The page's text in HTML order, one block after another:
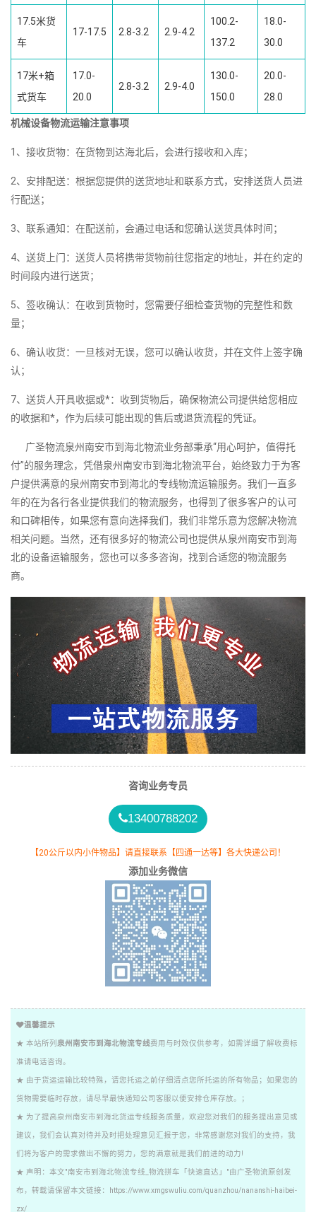
17.5米货
车
17-17.5 2.8-3.2 2.9-4.2
100.2-
137.2
18.0-
30.0
17米+箱
式货车
17.0-
20.0
2.8-3.2 2.9-4.0
130.0-
150.0
20.0-
28.0
机械设备物流运输注意事项
1、接收货物：在货物到达海北后，会进行接收和入库；
2、安排配送：根据您提供的送货地址和联系方式，安排送货人员进
行配送；
3、联系通知：在配送前，会通过电话和您确认送货具体时间；
4、送货上门：送货人员将携带货物前往您指定的地址，并在约定的
时间段内进行送货；
5、签收确认：在收到货物时，您需要仔细检查货物的完整性和数
量；
6、确认收货：一旦核对无误，您可以确认收货，并在文件上签字确
认；
7、送货人开具收据或*：收到货物后，确保物流公司提供给您相应
的收据和*，作为后续可能出现的售后或退货流程的凭证。
广圣物流泉州南安市到海北物流业务部秉承“用心呵护，值得托
付”的服务理念，凭借泉州南安市到海北物流平台，始终致力于为客
户提供满意的泉州南安市到海北的专线物流运输服务。我们一直多
年的在为各行各业提供我们的物流服务，也得到了很多客户的认可
和口碑相传，如果您有意向选择我们，我们非常乐意为您解决物流
相关问题。当然，还有很多好的物流公司也提供从泉州南安市到海
北的设备运输服务，您也可以多多咨询，找到合适您的物流服务
商。
咨询业务专员
13400788202
【20公斤以内小件物品】请直接联系【四通一达等】各大快递公司！
添加业务微信
温馨提示
★ 本站所列 泉州南安市到海北物流专线费用与时效仅供参考，如需详细了解收费标
准请电话咨询。
★ 由于货运运输比较特殊，请您托运之前仔细清点您所托运的所有物品；如果您的
货物需要临时存放，请尽早最快通知公司客服以便安排仓库存放。；
★ 为了提高泉州南安市到海北货运专线服务质量，欢迎您对我们的服务提出意见或
建议，我们会认真对待并及时把处理意见汇报于您，非常感谢您对我们的支持，我
们将为客户的需求做出不懈的努力，您的满意就是我们前进的动力!
★ 声明：本文"南安市到海北物流专线_物流拼车「快速直达」"由广圣物流原创发
布，转载请保留本文链接：https://www.xmgswuliu.com/quanzhou/nananshi-haibei-
zx/